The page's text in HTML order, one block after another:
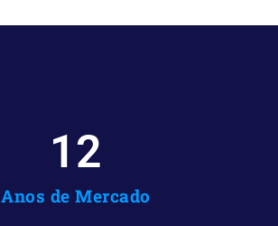
Anos de Mercado
12